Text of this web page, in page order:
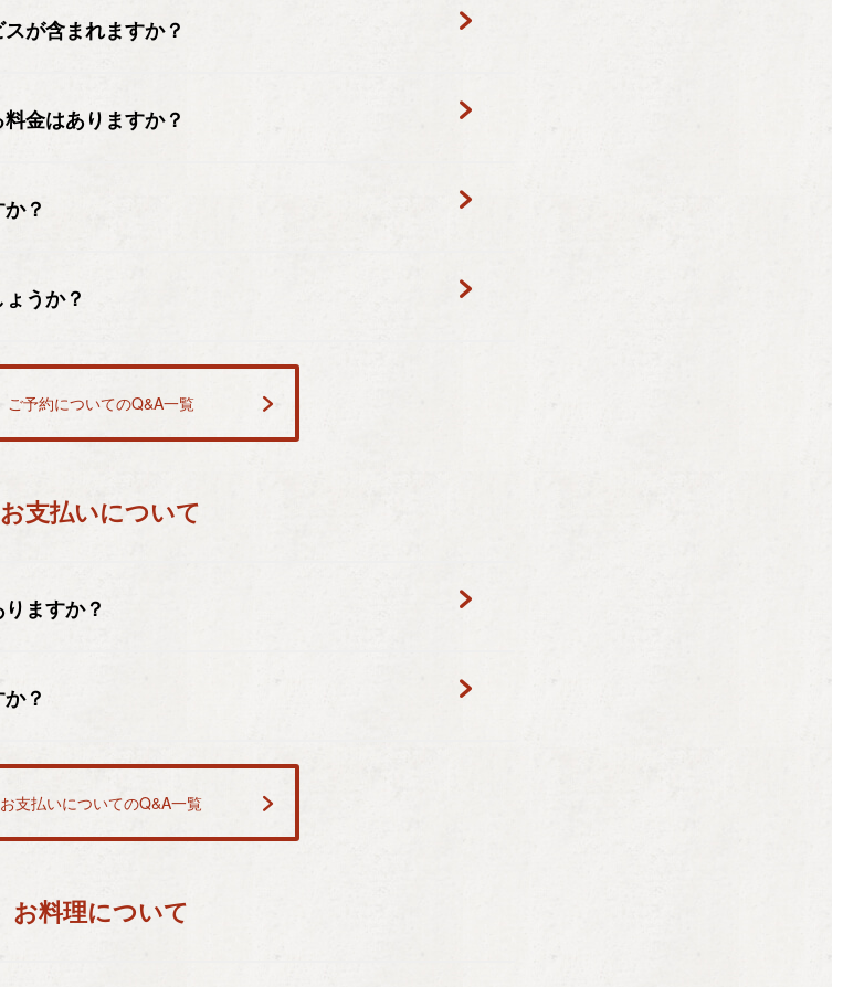
が含まれますか？
金はありますか？
？
うか？
ご予約についてのQ&A一覧
お支払いについて
ますか？
？
お支払いについてのQ&A一覧
お料理について